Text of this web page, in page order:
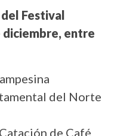
Festival
diciembre, entre
del Norte
de Café